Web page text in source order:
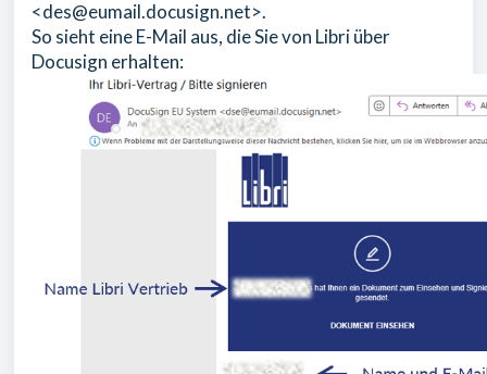
<des@eumail.docusign.net>.
So sieht eine E-Mail aus, die Sie von Libri über
Docusign erhalten: